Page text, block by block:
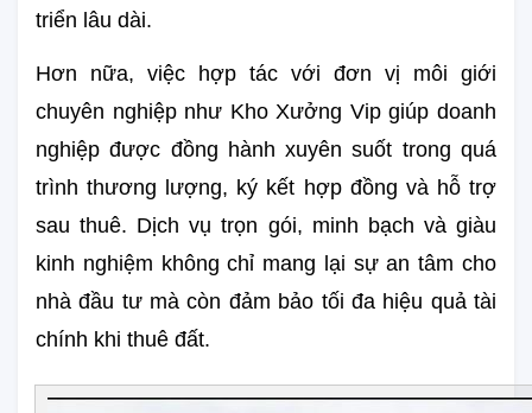
triển lâu dài.
Hơn nữa, việc hợp tác với đơn vị môi giới
chuyên nghiệp như Kho Xưởng Vip giúp doanh
nghiệp được đồng hành xuyên suốt trong quá
trình thương lượng, ký kết hợp đồng và hỗ trợ
sau thuê. Dịch vụ trọn gói, minh bạch và giàu
kinh nghiệm không chỉ mang lại sự an tâm cho
nhà đầu tư mà còn đảm bảo tối đa hiệu quả tài
chính khi thuê đất.